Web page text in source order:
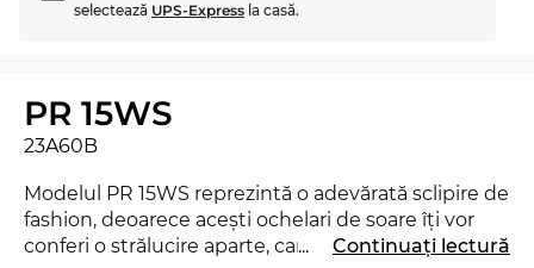
selectează UPS-Express la casă.
PR 15WS
23A60B
Modelul PR 15WS reprezintă o adevărată sclipire de
fashion, deoarece aceşti ochelari de soare îţi vor
conferi o strălucire aparte, care va transforma
... Continuați lectură